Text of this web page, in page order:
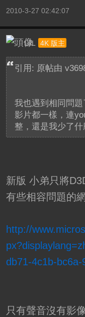
2010-3-27 02:42:07
LJL 4K 版主
引用: 原帖由
我也遇到相同問
影片都一樣，連
整，還是我少了什
新版 小弟只將
有些相容問題的
http://
db71-4c1b-
只有聲音沒有影